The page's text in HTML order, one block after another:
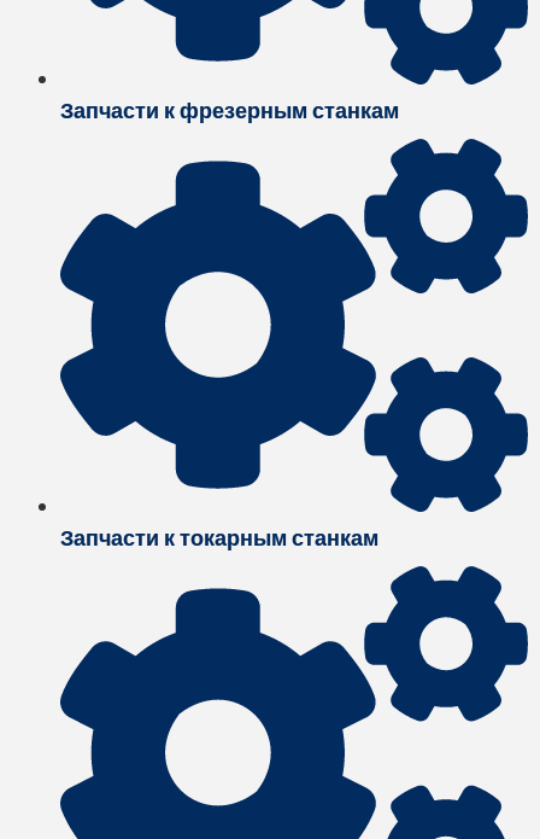
Запчасти к фрезерным станкам
Запчасти к токарным станкам